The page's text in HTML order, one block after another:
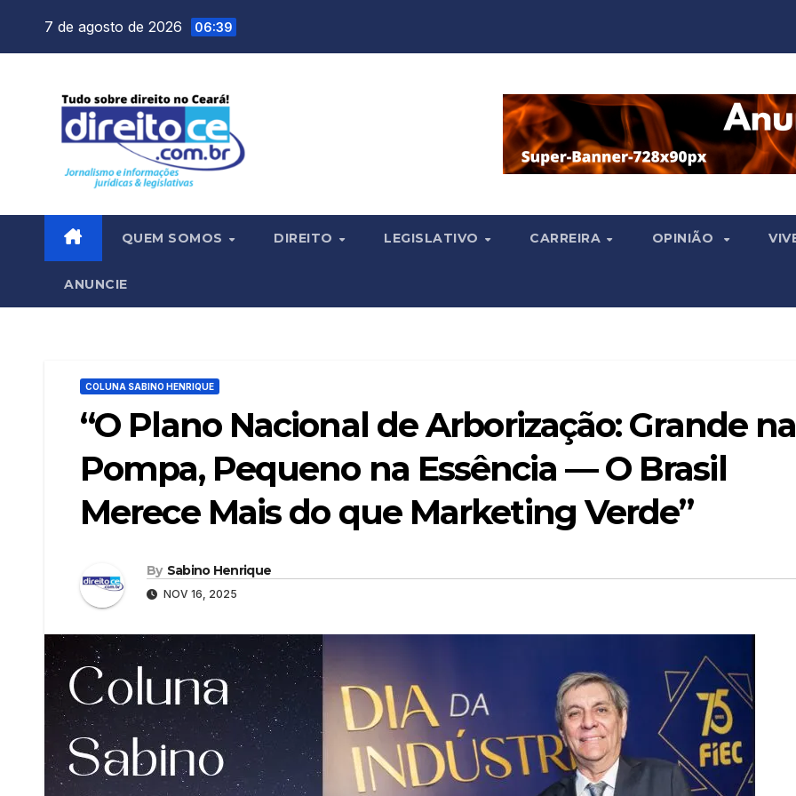
7 de agosto de 2026 06:39
QUEM SOMOS DIREITO LEGISLATIVO CARREIRA OPINIÃO
ANUNCIE
COLUNA SABINO HENRIQUE
“O Plano Nacional de Arborização: Grande na
Pompa, Pequeno na Essência — O Brasil
Merece Mais do que Marketing Verde”
By Sabino Henrique
NOV 16, 2025